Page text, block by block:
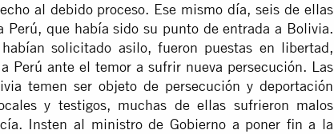
al debido proceso. Ese mismo día, seis de ellas
Perú, que había sido su punto de entrada a Bolivia.
solicitado asilo, fueron puestas en libertad,
Perú ante el temor a sufrir nueva persecución. Las
temen ser objeto de persecución y deportación
y testigos, muchas de ellas sufrieron malos
Insten al ministro de Gobierno a poner fin a la